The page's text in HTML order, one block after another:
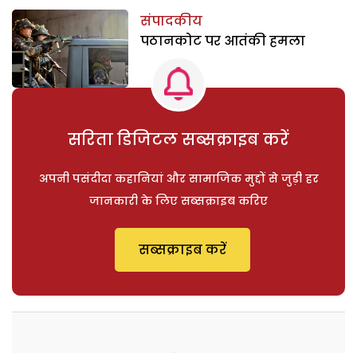
संपादकीय
पठानकोट पर आतंकी हमला
सरिता डिजिटल सब्सक्राइब करें
अपनी पसंदीदा कहानियां और सामाजिक मुद्दों से जुड़ी हर
जानकारी के लिए सब्सक्राइब करिए
सब्सक्राइब करें